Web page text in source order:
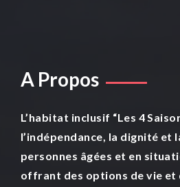
A Propos
L’habitat inclusif “Les 4
l’indépendance, la dignité et
personnes âgées et en
offrant des options de vie et